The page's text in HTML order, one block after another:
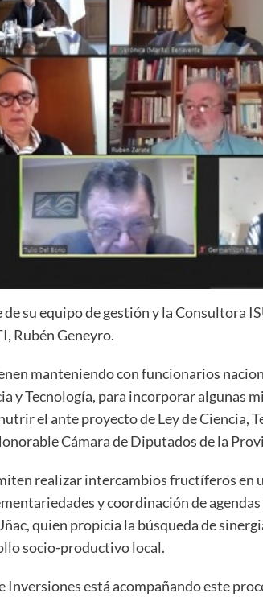
su equipo de gestión y la Consultora
Rubén Geneyro.
manteniendo con funcionarios
y Tecnología, para incorporar algunas
el ante proyecto de Ley de Ciencia,
Cámara de Diputados de la
realizar intercambios fructíferos en
y coordinación de
quien propicia la búsqueda de
socio-productivo local.
Inversiones está acompañando este